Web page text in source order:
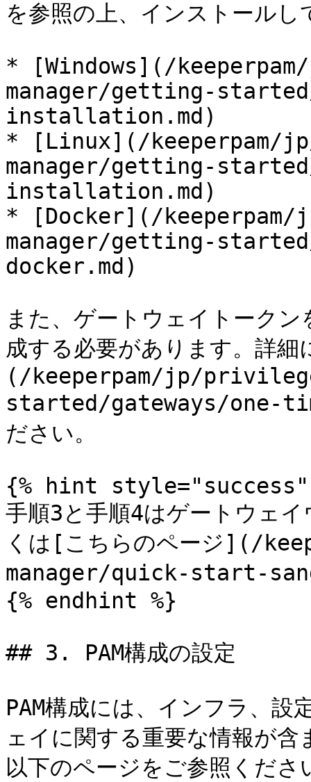
を参照の上、インストールし
* [Windows](/
manager/getting-
installation.md)
* [Linux](/keeperpam/
manager/getting-
installation.md)
* [Docker](/
manager/getting-
docker.md)
また、ゲートウェイトーク
成する必要があります。詳
(/keeperpam/jp/
started/gateways/one-
ださい。
{% hint style="success"
手順3と手順4はゲートウェ
くは[こちらのページ](/
manager/quick-start-
{% endhint %}
## 3. PAM構成の設定
PAM構成には、インフラ、
ェイに関する重要な情報が
以下のページをご参照くださ